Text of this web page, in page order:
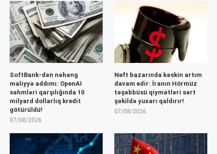
SoftBank-dən nəhəng
maliyyə addımı: OpenAI
səhmləri qarşılığında 10
milyard dollarlıq kredit
götürüldü!
07/08/2026
Neft bazarında kəskin artım
davam edir: İranın Hörmüz
təşəbbüsü qiymətləri sərt
şəkildə yuxarı qaldırır!
07/08/2026